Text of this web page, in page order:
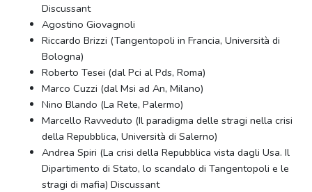
Discussant
Agostino Giovagnoli
Riccardo Brizzi (Tangentopoli in Francia, Università di
Bologna)
Roberto Tesei (dal Pci al Pds, Roma)
Marco Cuzzi (dal Msi ad An, Milano)
Nino Blando (La Rete, Palermo)
Marcello Ravveduto (Il paradigma delle stragi nella crisi
della Repubblica, Università di Salerno)
Andrea Spiri (La crisi della Repubblica vista dagli Usa. Il
Dipartimento di Stato, lo scandalo di Tangentopoli e le
stragi di mafia) Discussant